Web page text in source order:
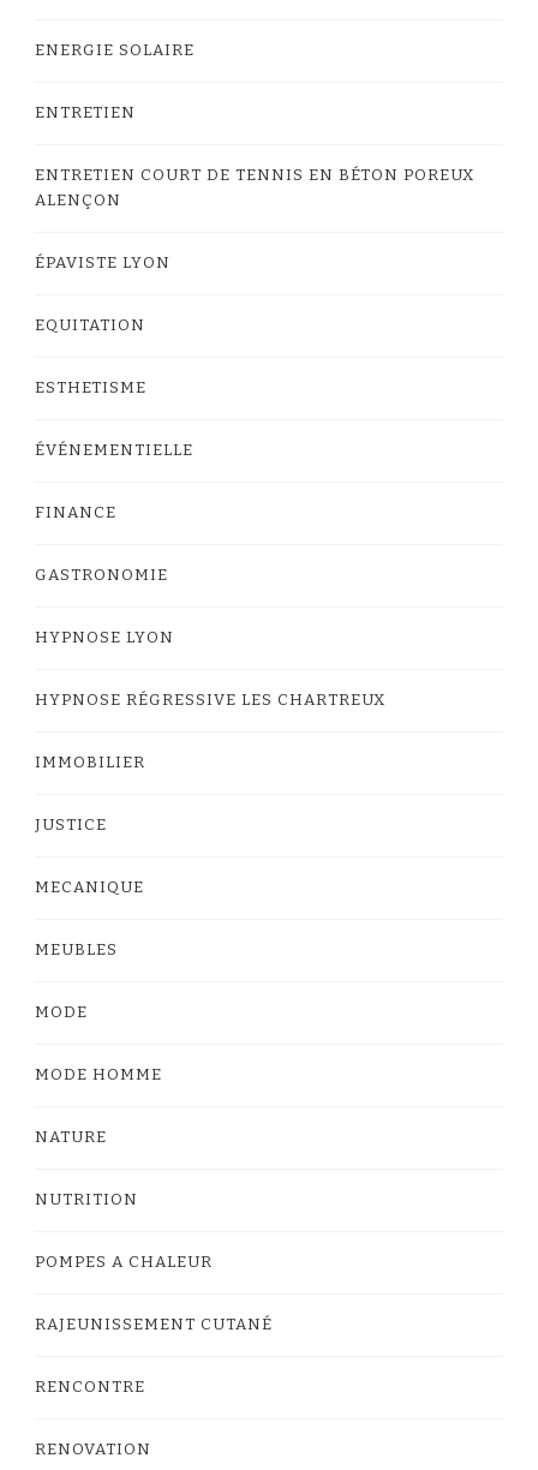
ENERGIE SOLAIRE
ENTRETIEN
ENTRETIEN COURT DE TENNIS EN BÉTON POREUX
ALENÇON
ÉPAVISTE LYON
EQUITATION
ESTHETISME
ÉVÉNEMENTIELLE
FINANCE
GASTRONOMIE
HYPNOSE LYON
HYPNOSE RÉGRESSIVE LES CHARTREUX
IMMOBILIER
JUSTICE
MECANIQUE
MEUBLES
MODE
MODE HOMME
NATURE
NUTRITION
POMPES A CHALEUR
RAJEUNISSEMENT CUTANÉ
RENCONTRE
RENOVATION